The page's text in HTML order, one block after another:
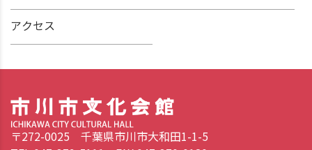
アクセス
〒272-0025 千葉県市川市大和田1-1-5